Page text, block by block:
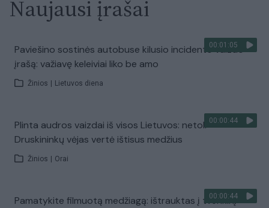
Naujausi įrašai
00:01:05
Paviešino sostinės autobuse kilusio incidento vaizdo
įrašą: važiavę keleiviai liko be amo
Žinios Lietuvos diena
00:00:44
Plinta audros vaizdai iš visos Lietuvos: netoli
Druskininkų vėjas vertė ištisus medžius
Žinios Orai
00:00:44
Pamatykite filmuotą medžiagą: ištrauktas į tvenkinį